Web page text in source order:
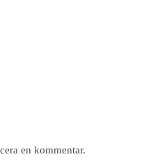
en kommentar.